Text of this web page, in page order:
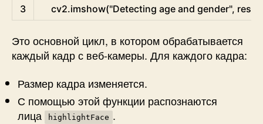
3
cv2.imshow("Detecting age and gender",
Это основной цикл, в котором обрабатывается
каждый кадр с веб-камеры. Для каждого кадра:
Размер кадра изменяется.
С помощью этой функции распознаются
лица
highlightFace .